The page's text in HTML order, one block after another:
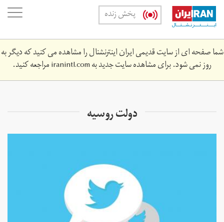
Skip
main
content
پخش زنده
شما صفحه ای از سایت قدیمی ایران اینترنشنال را مشاهده می کنید که دیگر به
روز نمی شود. برای مشاهده سایت جدید بهiranintl.comمراجعه کنید.
دولت روسیه